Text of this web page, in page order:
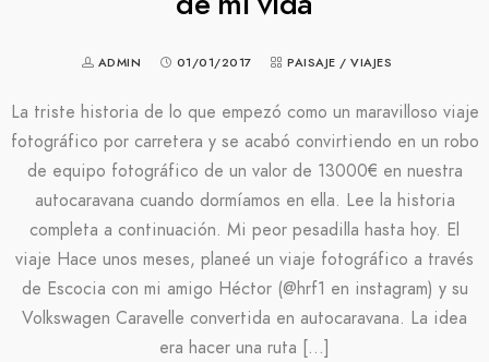
ADMIN 01/01/2017 PAISAJE /VIAJES
La triste historia de lo que empezó como un maravilloso viaje
fotográfico por carretera y se acabó convirtiendo en un robo
de equipo fotográfico de un valor de 13000€ en nuestra
autocaravana cuando dormíamos en ella. Lee la historia
completa a continuación. Mi peor pesadilla hasta hoy. El
viaje Hace unos meses, planeé un viaje fotográfico a través
de Escocia con mi amigo Héctor (@hrf1 en instagram) y su
Volkswagen Caravelle convertida en autocaravana. La idea
era hacer una ruta […]